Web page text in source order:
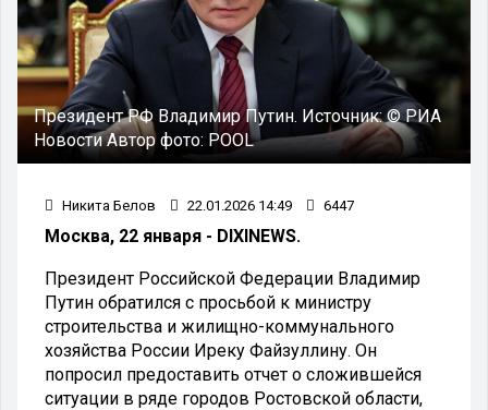
Президент РФ Владимир Путин. Источник:© РИА
НовостиАвтор фото: POOL
Никита Белов 22.01.2026 14:49 6447
Москва, 22 января - DIXINEWS.
Президент Российской Федерации Владимир
Путин обратился с просьбой к министру
строительства и жилищно-коммунального
хозяйства России Иреку Файзуллину. Он
попросил предоставить отчет о сложившейся
ситуации в ряде городов Ростовской области,